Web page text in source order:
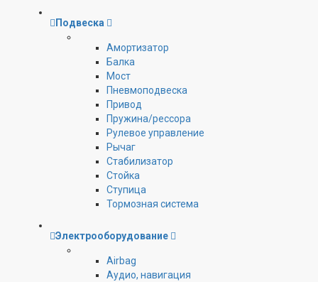
Подвеска
Амортизатор
Балка
Мост
Пневмоподвеска
Привод
Пружина/рессора
Рулевое управление
Рычаг
Стабилизатор
Стойка
Ступица
Тормозная система
Электрооборудование
Airbag
Аудио, навигация